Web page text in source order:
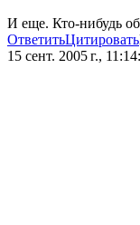
И еще. Кто-нибудь
ОтветитьЦитировать
15 сент. 2005 г.,